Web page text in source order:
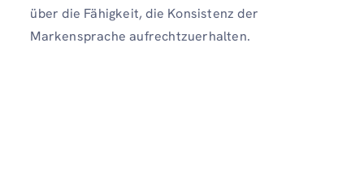
über die Fähigkeit, die Konsistenz der
Markensprache aufrechtzuerhalten.